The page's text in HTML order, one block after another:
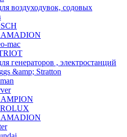
воздуходувок, содовых
mac
генераторов , электростанций
&amp; Stratton